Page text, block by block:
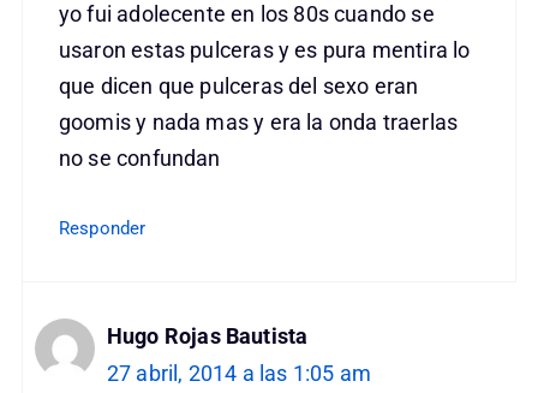
yo fui adolecente en los 80s cuando se
usaron estas pulceras y es pura mentira lo
que dicen que pulceras del sexo eran
goomis y nada mas y era la onda traerlas
no se confundan
Responder
Hugo Rojas Bautista
27 abril, 2014 a las 1:05 am